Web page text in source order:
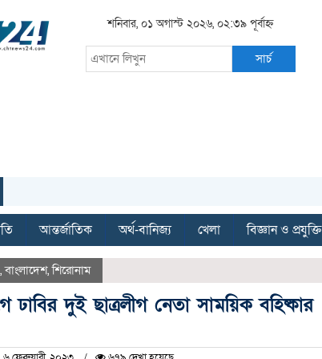
শনিবার, ০১ অগাস্ট ২০২৬, ০২:৩৯ পূর্বাহ্ন
সার্চ
আন্তর্জাতিক অর্থ-বানিজ্য খেলা বিজ্ঞান ও প্রযুক্তি
,বাংলাদেশ,শিরোনাম
দুই ছাত্রলীগ নেতা সাময়িক বহিষ্কার